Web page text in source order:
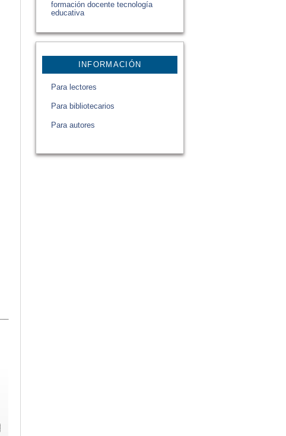
formación docente tecnología
educativa
INFORMACIÓN
Para lectores
Para bibliotecarios
Para autores